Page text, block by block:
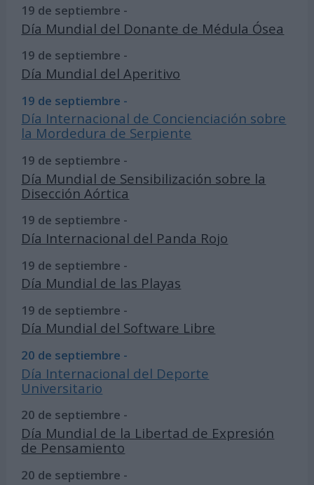
19 de septiembre -
Día Mundial del Donante de Médula Ósea
19 de septiembre -
Día Mundial del Aperitivo
19 de septiembre -
Día Internacional de Concienciación sobre
la Mordedura de Serpiente
19 de septiembre -
Día Mundial de Sensibilización sobre la
Disección Aórtica
19 de septiembre -
Día Internacional del Panda Rojo
19 de septiembre -
Día Mundial de las Playas
19 de septiembre -
Día Mundial del Software Libre
20 de septiembre -
Día Internacional del Deporte
Universitario
20 de septiembre -
Día Mundial de la Libertad de Expresión
de Pensamiento
20 de septiembre -